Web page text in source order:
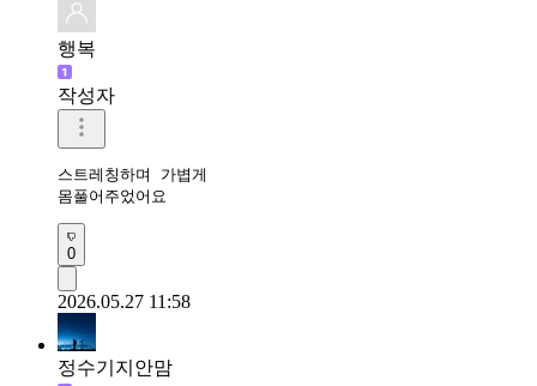
행복
작성자
스트레칭하며 가볍게
몸풀어주었어요
0
2026.05.27 11:58
정수기지안맘